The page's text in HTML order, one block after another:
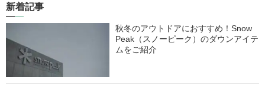
新着記事
秋冬のアウトドアにおすすめ！Snow
Peak（スノーピーク）のダウンアイテ
ムをご紹介